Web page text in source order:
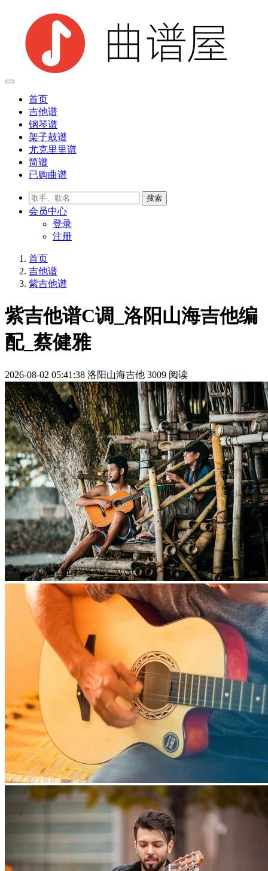
首页
吉他谱
钢琴谱
架子鼓谱
尤克里里谱
简谱
已购曲谱
会员中心
登录
注册
首页
吉他谱
紫吉他谱
紫吉他谱C调_洛阳山海吉他编
配_蔡健雅
2026-08-02 05:41:38 洛阳山海吉他 3009 阅读